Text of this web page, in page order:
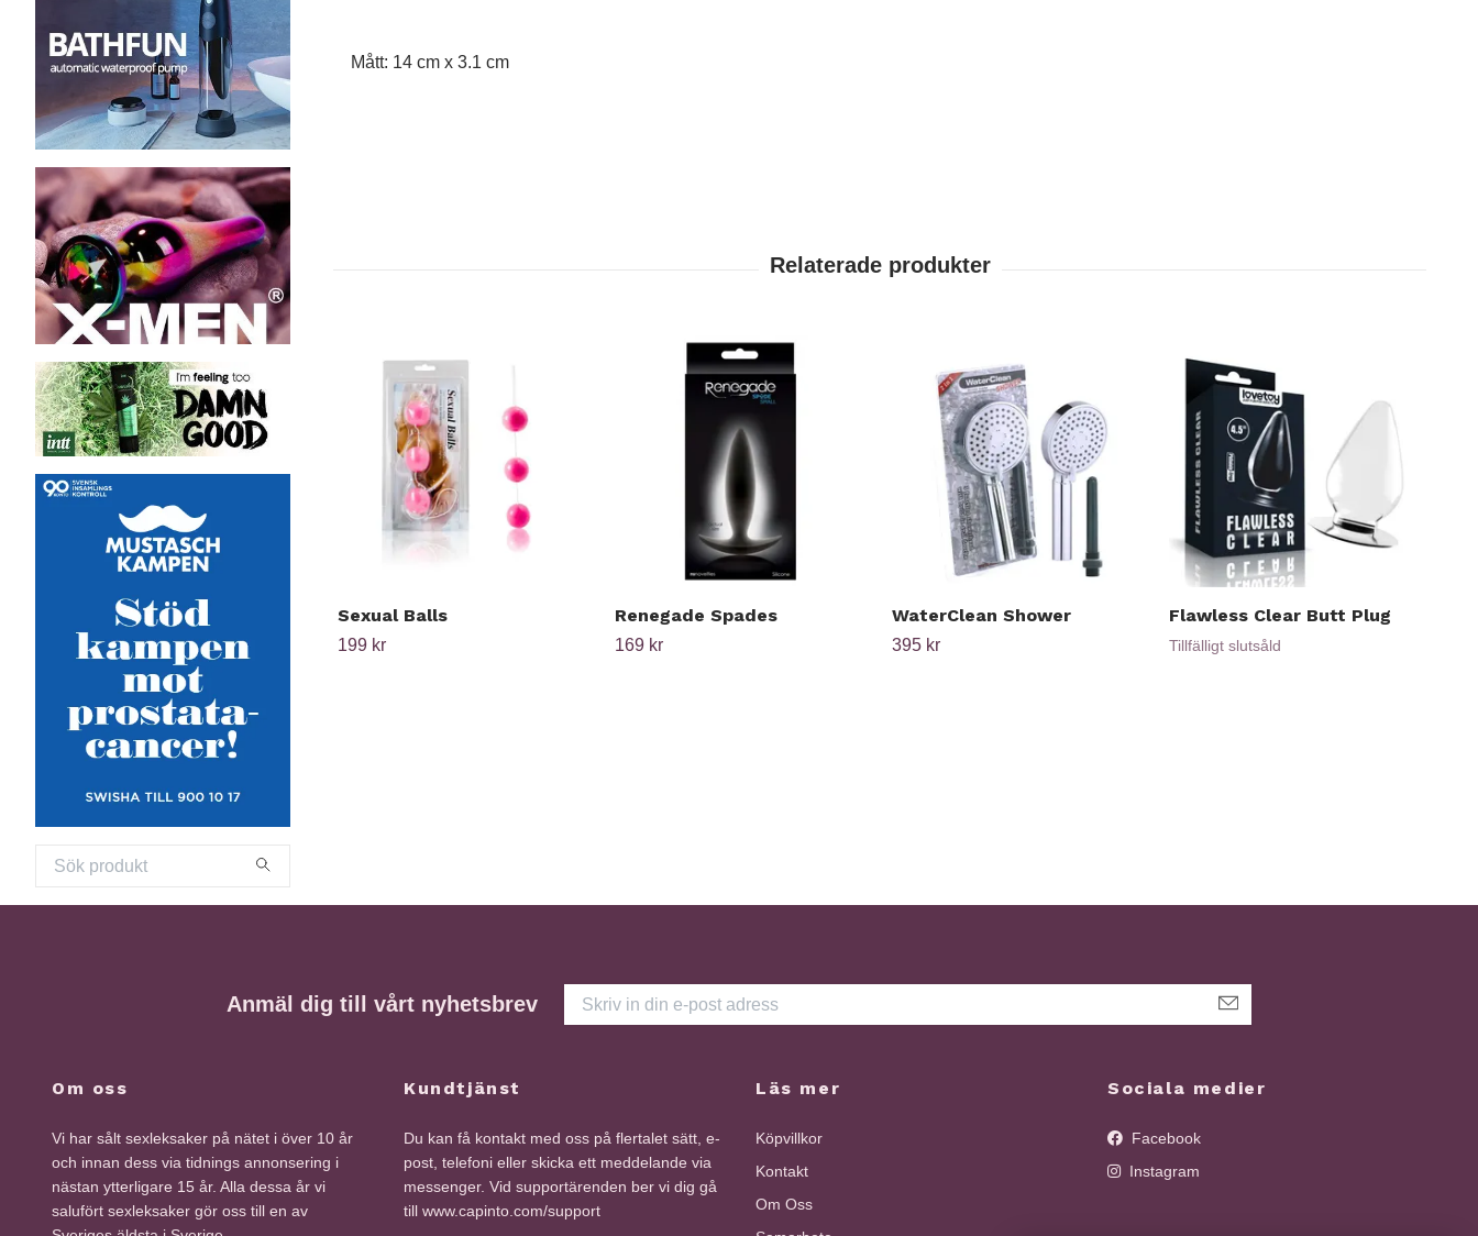
Mått: 14 cm x 3.1 cm
Sexual Balls
199 kr
Renegade Spades
169 kr
WaterClean Shower
395 kr
Flawless Clear Butt Plug
Tillfälligt slutsåld
Anmäl dig till vårt nyhetsbrev
Om oss
Vi har sålt sexleksaker på nätet i över 10 år
och innan dess via tidnings annonsering i
nästan ytterligare 15 år. Alla dessa år vi
salufört sexleksaker gör oss till en av
Kundtjänst
Du kan få kontakt med oss på flertalet sätt, e-
post, telefoni eller skicka ett meddelande via
messenger. Vid supportärenden ber vi dig gå
till www.capinto.com/support
Läs mer
Köpvillkor
Kontakt
Om Oss
Sociala medier
Facebook
Instagram